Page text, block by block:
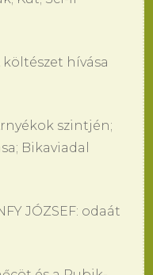
költészet hívása
szintjén;
Bikaviadal
JÓZSEF: odaát